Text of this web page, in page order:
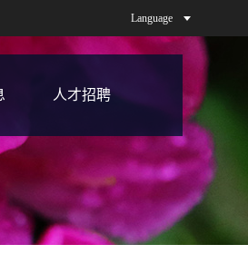
Language
人才招聘